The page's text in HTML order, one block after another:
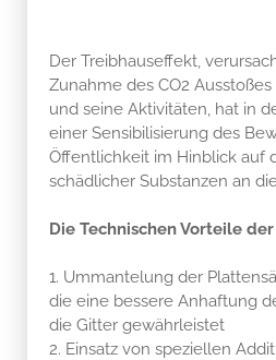
Der Treibhauseffekt,
Zunahme des CO2
und seine Aktivitäten, hat in
einer Sensibilisierung des
Öffentlichkeit im Hinblick auf
schädlicher Substanzen an
Die Technischen Vorteile der
1. Ummantelung der
die eine bessere Anhaftung
die Gitter gewährleistet
2. Einsatz von speziellen